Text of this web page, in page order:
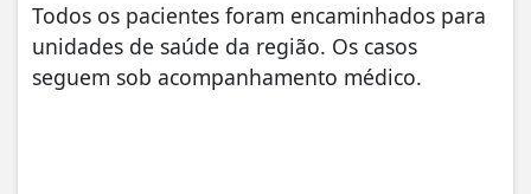
Todos os pacientes foram encaminhados para
unidades de saúde da região. Os casos
seguem sob acompanhamento médico.